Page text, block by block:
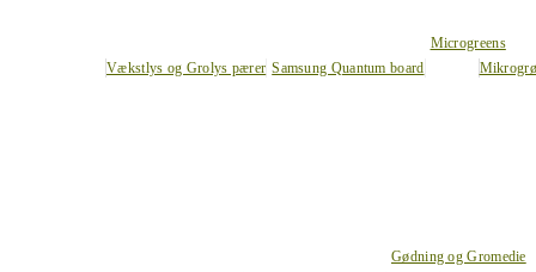
Vækstlys og Grolys pærer Samsung Quantum board
Microgreens
Gødning og Gromedie